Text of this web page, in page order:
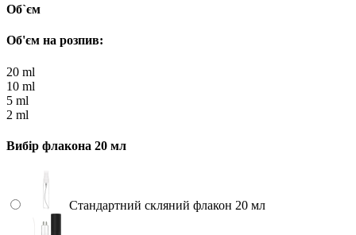
Об`єм
Об'єм на розпив:
20 ml
10 ml
5 ml
2 ml
Вибір флакона 20 мл
Стандартний скляний флакон 20 мл